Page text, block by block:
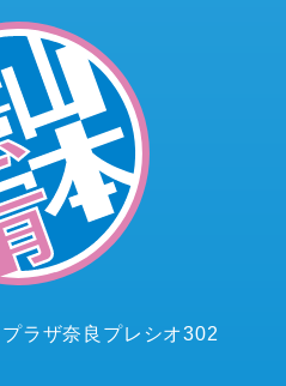
ラザ奈良プレシオ302